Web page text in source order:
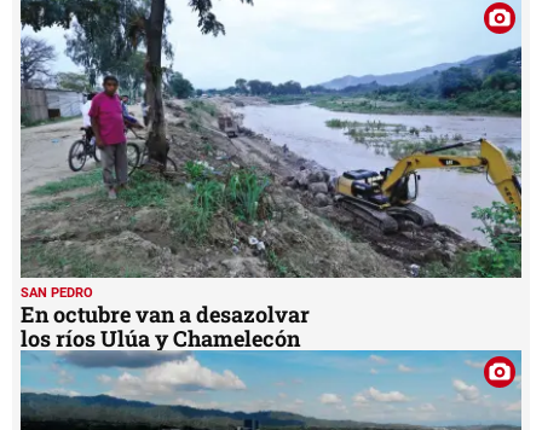
SAN PEDRO
En octubre van a desazolvar
los ríos Ulúa y Chamelecón